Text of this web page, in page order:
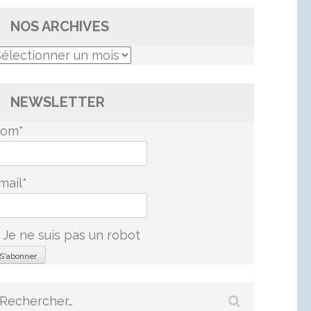
NOS ARCHIVES
NEWSLETTER
Je ne suis pas un robot
Rechercher :